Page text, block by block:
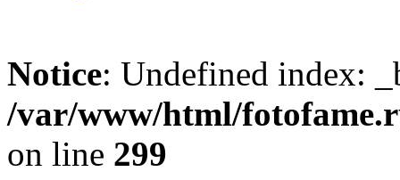
Notice: Undefined index:
/var/www/html/
on line 299